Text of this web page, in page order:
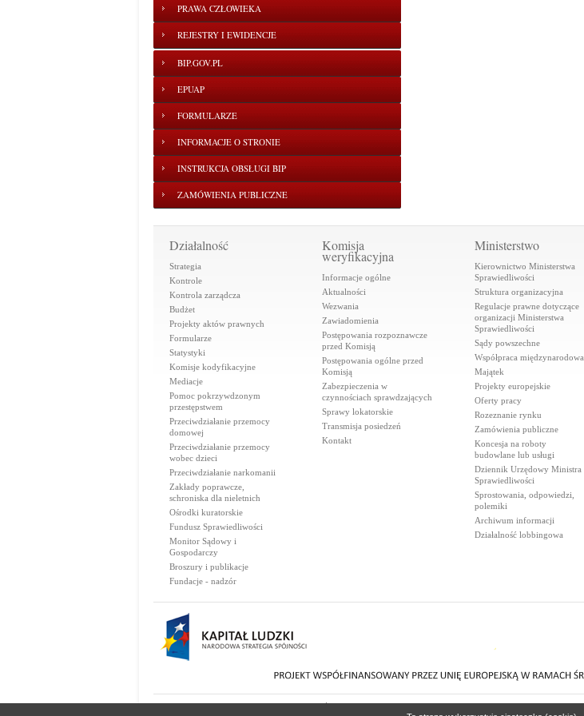
PRAWA CZŁOWIEKA
REJESTRY I EWIDENCJE
BIP.GOV.PL
EPUAP
FORMULARZE
INFORMACJE O STRONIE
INSTRUKCJA OBSŁUGI BIP
ZAMÓWIENIA PUBLICZNE
Działalność
Strategia
Kontrole
Kontrola zarządcza
Budżet
Projekty aktów prawnych
Formularze
Statystyki
Komisje kodyfikacyjne
Mediacje
Pomoc pokrzywdzonym
przestępstwem
Przeciwdziałanie przemocy
domowej
Przeciwdziałanie przemocy
wobec dzieci
Przeciwdziałanie narkomanii
Zakłady poprawcze,
schroniska dla nieletnich
Ośrodki kuratorskie
Fundusz Sprawiedliwości
Monitor Sądowy i
Gospodarczy
Broszury i publikacje
Fundacje - nadzór
Komisja
weryfikacyjna
Informacje ogólne
Aktualności
Wezwania
Zawiadomienia
Postępowania rozpoznawcze
przed Komisją
Postępowania ogólne przed
Komisją
Zabezpieczenia w
czynnościach sprawdzających
Sprawy lokatorskie
Transmisja posiedzeń
Kontakt
Ministerstwo
Kierownictwo Ministerstwa
Sprawiedliwości
Struktura organizacyjna
Regulacje prawne dotyczące
organizacji Ministerstwa
Sprawiedliwości
Sądy powszechne
Współpraca międzynarodowa
Majątek
Projekty europejskie
Oferty pracy
Rozeznanie rynku
Zamówienia publiczne
Koncesja na roboty
budowlane lub usługi
Dziennik Urzędowy Ministra
Sprawiedliwości
Sprostowania, odpowiedzi,
polemiki
Archiwum informacji
Działalność lobbingowa
© 2000-2026 Ministerstwo Sprawiedliwości